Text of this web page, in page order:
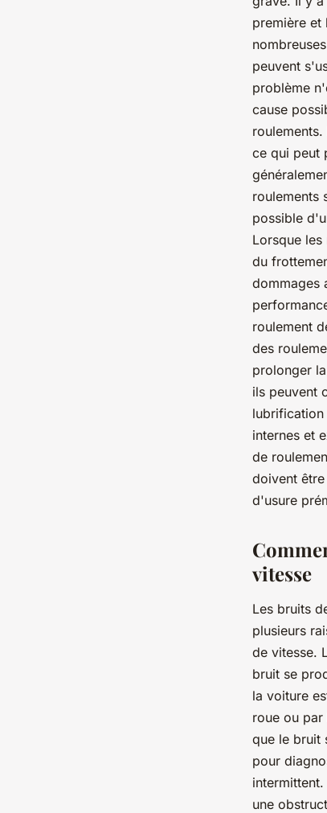
première et
peuvent
problème
cause
ce qui peut
roulements
possible
Lorsque
du
dommages
roulement
des
prolonger
ils peuvent
lubrification
internes et
de
doivent
d'usure
vitesse
Les bruits
plusieurs
de vitesse.
bruit se
la voiture
roue ou
que le bruit
pour
une